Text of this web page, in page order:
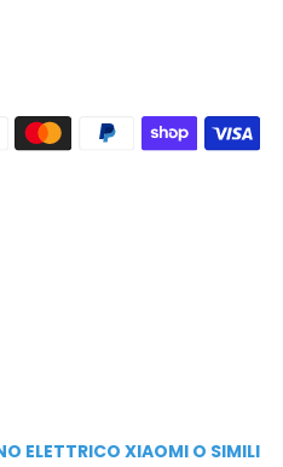
ELETTRICO XIAOMI O SIMILI